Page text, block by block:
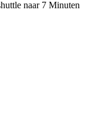
naar 7 Minuten